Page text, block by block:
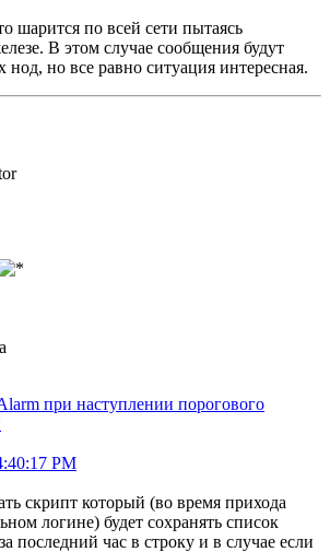
шарится по всей сети пытаясь
В этом случае сообщения будут
нод, но все равно ситуация интересная.
при наступлении порогового
PM
скрипт который (во время прихода
логине) будет сохранять список
последний час в строку и в случае если